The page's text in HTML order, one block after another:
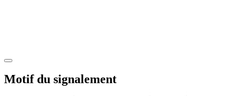
Motif du signalement